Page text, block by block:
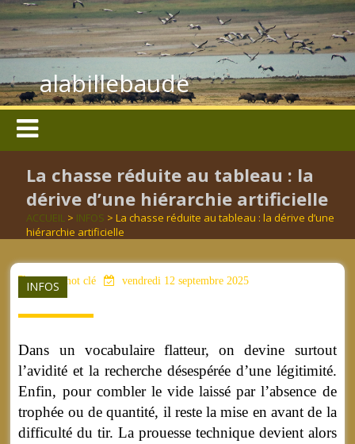
alabillebaude
La chasse réduite au tableau : la
dérive d’une hiérarchie artificielle
ACCUEIL > INFOS > La chasse réduite au tableau : la dérive d’une
hiérarchie artificielle
INFOS
aucun mot clé vendredi 12 septembre 2025
Dans un vocabulaire flatteur, on devine surtout
l’avidité et la recherche désespérée d’une légitimité.
Enfin, pour combler le vide laissé par l’absence de
trophée ou de quantité, il reste la mise en avant de la
difficulté du tir. La prouesse technique devient alors